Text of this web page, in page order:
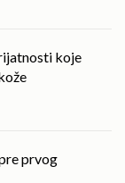
koje
prvog